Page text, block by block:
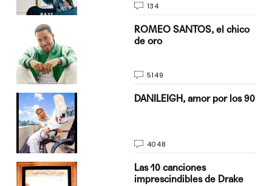
134
ROMEO SANTOS, el chico
de oro
5149
DANILEIGH, amor por los 90
4048
Las 10 canciones
imprescindibles de Drake